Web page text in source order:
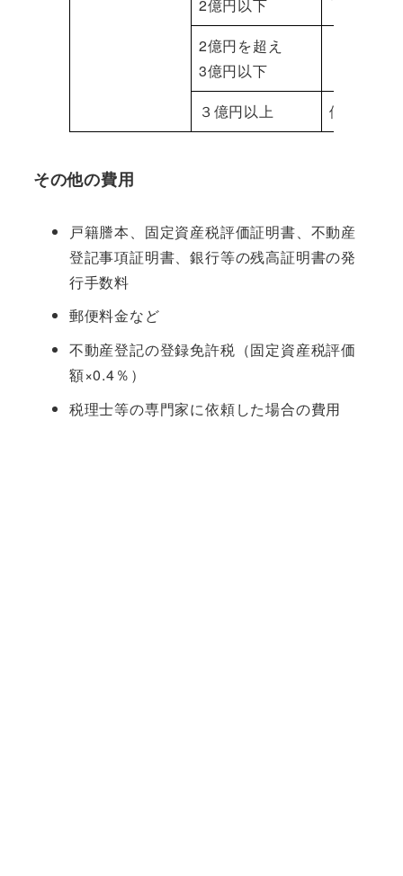
2億円以下
2億円を超え
3億円以下
３億円以上 価額の
その他の費用
戸籍謄本、固定資産税評価証明書、不動産
登記事項証明書、銀行等の残高証明書の発
行手数料
郵便料金など
不動産登記の登録免許税（固定資産税評価
額×0.4％）
税理士等の専門家に依頼した場合の費用